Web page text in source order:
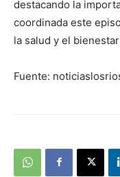
destacando la
coordinada este
la salud y el
Fuente: